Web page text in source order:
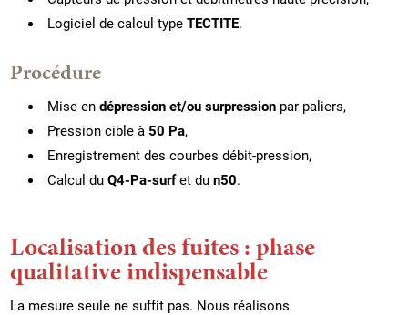
Logiciel de calcul typeTECTITE.
Procédure
Mise endépression et/ou surpression par paliers,
Pression cible à50 Pa,
Enregistrement des courbes débit-pression,
Calcul duQ4-Pa-surfet dun50.
Localisation des fuites : phase
qualitative indispensable
La mesure seule ne suffit pas. Nous réalisons